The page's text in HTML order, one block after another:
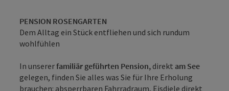
PENSION ROSENGARTEN
Dem Alltag ein Stück entfliehen und sich rundum
wohlfühlen
In unsererfamiliär geführten Pension, direkt am See
gelegen, finden Sie alles was Sie für Ihre Erholung
brauchen: absperrbaren Fahrradraum, Eisdiele direkt